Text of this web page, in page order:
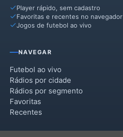
Player rápido, sem cadastro
Favoritas e recentes no navegador
Jogos de futebol ao vivo
NAVEGAR
Futebol ao vivo
Rádios por cidade
Rádios por segmento
Favoritas
Recentes